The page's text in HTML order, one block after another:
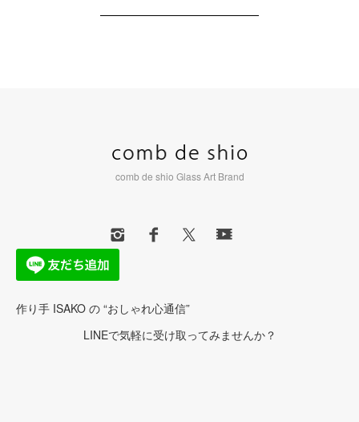
comb de shio Glass Art Brand
作り手 ISAKO の “おしゃれ心通信”
LINEで気軽に受け取ってみませんか？